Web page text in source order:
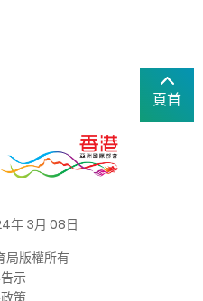
頁首
年 3月 08日
局版權所有
示